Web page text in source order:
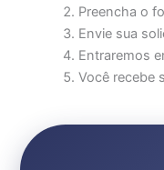
Preencha o
Envie sua
Entraremos
Você recebe